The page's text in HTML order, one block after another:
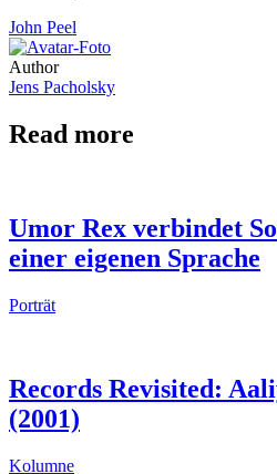
John Peel
Author
Jens Pacholsky
Read more
Umor Rex verbindet
einer eigenen Sprache
Porträt
Records Revisited:
(2001)
Kolumne